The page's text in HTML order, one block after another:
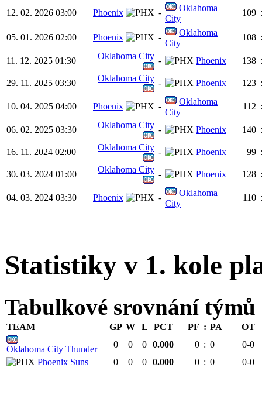
12. 02. 2026 03:00 Phoenix -
Oklahoma
City
109 :
05. 01. 2026 02:00 Phoenix -
Oklahoma
City
108 :
11. 12. 2025 01:30 Oklahoma City - Phoenix 138 :
29. 11. 2025 03:30 Oklahoma City - Phoenix 123 :
10. 04. 2025 04:00 Phoenix -
Oklahoma
City
112 :
06. 02. 2025 03:30 Oklahoma City - Phoenix 140 :
16. 11. 2024 02:00 Oklahoma City - Phoenix 99 :
30. 03. 2024 01:00 Oklahoma City - Phoenix 128 :
04. 03. 2024 03:30 Phoenix -
Oklahoma
City
110 :
Statistiky v 1. kole
Tabulkové srovnání týmů
TEAM GP W L PCT PF : PA OT
Oklahoma City Thunder 0 0 0 0.000 0 : 0
0-0
Phoenix Suns
0 0 0 0.000 0 : 0 0-0